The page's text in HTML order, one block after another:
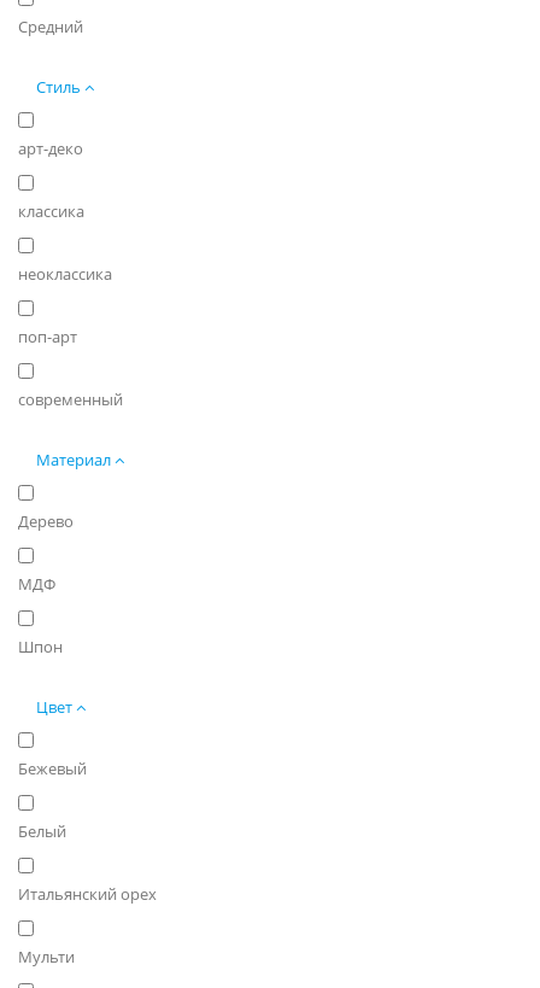
Средний
Стиль
арт-деко
классика
неоклассика
поп-арт
современный
Материал
Дерево
МДФ
Шпон
Цвет
Бежевый
Белый
Итальянский орех
Мульти